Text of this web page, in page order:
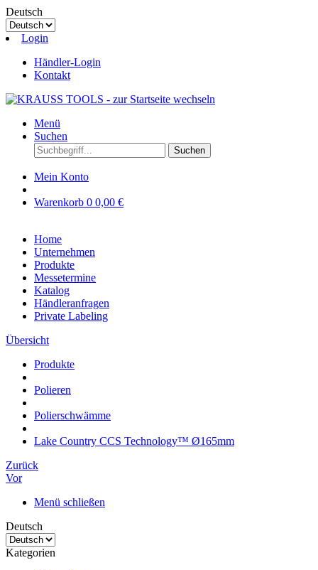
Deutsch
Login
Händler-Login
Kontakt
Menü
Suchen
Suchen
Mein Konto
Warenkorb 0 0,00 €
Home
Unternehmen
Produkte
Messetermine
Katalog
Händleranfragen
Private Labeling
Übersicht
Produkte
Polieren
Polierschwämme
Lake Country CCS Technology™ Ø165mm
Zurück
Vor
Menü schließen
Deutsch
Kategorien